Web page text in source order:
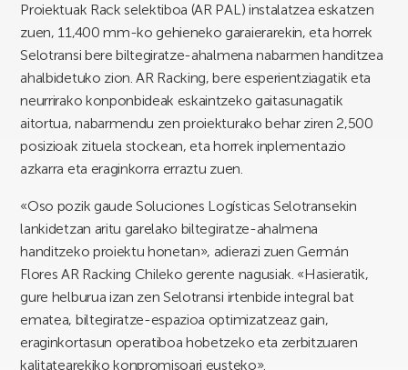
Proiektuak Rack selektiboa (AR PAL) instalatzea eskatzen
zuen, 11,400 mm-ko gehieneko garaierarekin, eta horrek
Selotransi bere biltegiratze-ahalmena nabarmen handitzea
ahalbidetuko zion. AR Racking, bere esperientziagatik eta
neurrirako konponbideak eskaintzeko gaitasunagatik
aitortua, nabarmendu zen proiekturako behar ziren 2,500
posizioak zituela stockean, eta horrek inplementazio
azkarra eta eraginkorra erraztu zuen.
«Oso pozik gaude Soluciones Logísticas Selotransekin
lankidetzan aritu garelako biltegiratze-ahalmena
handitzeko proiektu honetan», adierazi zuen Germán
Flores AR Racking Chileko gerente nagusiak. «Hasieratik,
gure helburua izan zen Selotransi irtenbide integral bat
ematea, biltegiratze-espazioa optimizatzeaz gain,
eraginkortasun operatiboa hobetzeko eta zerbitzuaren
kalitatearekiko konpromisoari eusteko».